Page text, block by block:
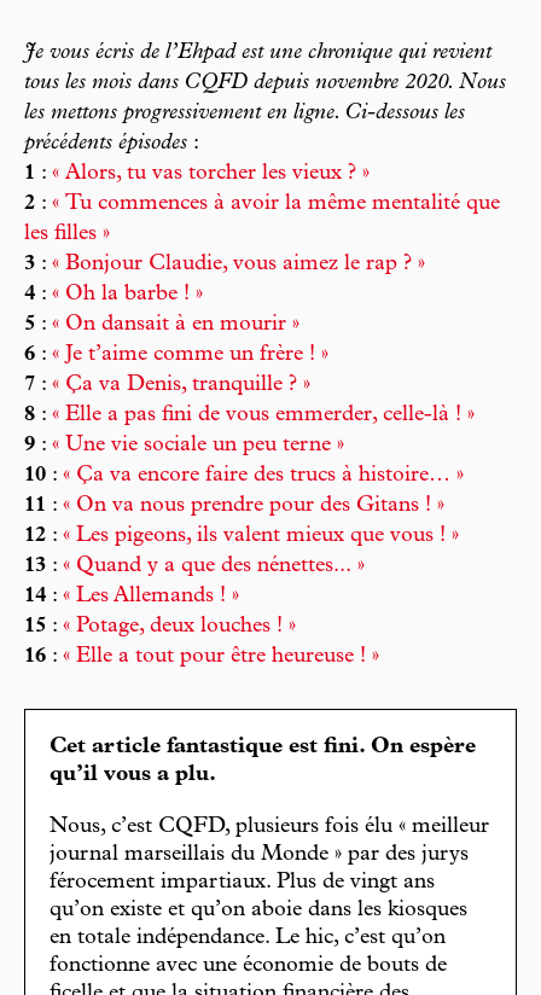
Je vous écris de l’Ehpad est une chronique qui revient
tous les mois dans CQFD depuis novembre 2020. Nous
les mettons progressivement en ligne. Ci-dessous les
précédents épisodes :
1 : « Alors, tu vas torcher les vieux ? »
2 : « Tu commences à avoir la même mentalité que
les filles »
3 : « Bonjour Claudie, vous aimez le rap ? »
4 : « Oh la barbe ! »
5 : « On dansait à en mourir »
6 : « Je t’aime comme un frère ! »
7 : « Ça va Denis, tranquille ? »
8 : « Elle a pas fini de vous emmerder, celle-là ! »
9 : « Une vie sociale un peu terne »
10 : « Ça va encore faire des trucs à histoire… »
11 : « On va nous prendre pour des Gitans ! »
12 : « Les pigeons, ils valent mieux que vous ! »
13 : « Quand y a que des nénettes... »
14 : « Les Allemands ! »
15 : « Potage, deux louches ! »
16 : « Elle a tout pour être heureuse ! »
Cet article fantastique est fini. On espère
qu’il vous a plu.
Nous, c’est CQFD, plusieurs fois élu « meilleur
journal marseillais du Monde » par des jurys
férocement impartiaux. Plus de vingt ans
qu’on existe et qu’on aboie dans les kiosques
en totale indépendance. Le hic, c’est qu’on
fonctionne avec une économie de bouts de